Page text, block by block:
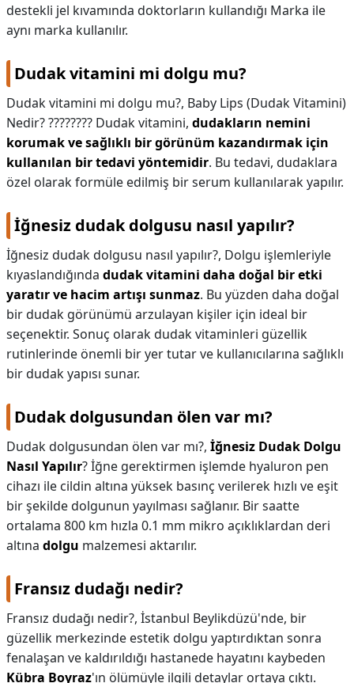
destekli jel kıvamında doktorların kullandığı Marka ile
aynı marka kullanılır.
Dudak vitamini mi dolgu mu?
Dudak vitamini mi dolgu mu?, Baby Lips (Dudak Vitamini)
Nedir? ???????? Dudak vitamini, dudakların nemini
korumak ve sağlıklı bir görünüm kazandırmak için
kullanılan bir tedavi yöntemidir. Bu tedavi, dudaklara
özel olarak formüle edilmiş bir serum kullanılarak yapılır.
İğnesiz dudak dolgusu nasıl yapılır?
İğnesiz dudak dolgusu nasıl yapılır?, Dolgu işlemleriyle
kıyaslandığında dudak vitamini daha doğal bir etki
yaratır ve hacim artışı sunmaz. Bu yüzden daha doğal
bir dudak görünümü arzulayan kişiler için ideal bir
seçenektir. Sonuç olarak dudak vitaminleri güzellik
rutinlerinde önemli bir yer tutar ve kullanıcılarına sağlıklı
bir dudak yapısı sunar.
Dudak dolgusundan ölen var mı?
Dudak dolgusundan ölen var mı?, İğnesiz Dudak Dolgu
Nasıl Yapılır? İğne gerektirmen işlemde hyaluron pen
cihazı ile cildin altına yüksek basınç verilerek hızlı ve eşit
bir şekilde dolgunun yayılması sağlanır. Bir saatte
ortalama 800 km hızla 0.1 mm mikro açıklıklardan deri
altına dolgu malzemesi aktarılır.
Fransız dudağı nedir?
Fransız dudağı nedir?, İstanbul Beylikdüzü'nde, bir
güzellik merkezinde estetik dolgu yaptırdıktan sonra
fenalaşan ve kaldırıldığı hastanede hayatını kaybeden
Kübra Boyraz'ın ölümüyle ilgili detaylar ortaya çıktı.